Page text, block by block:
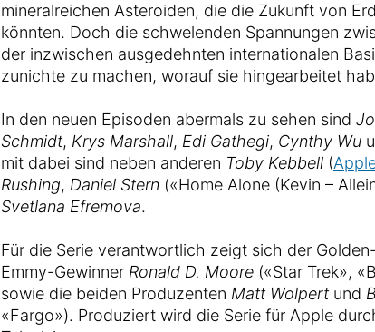
mineralreichen Asteroiden, die die Zukunft von
könnten. Doch die schwelenden Spannungen
der inzwischen ausgedehnten internationalen
zunichte zu machen, worauf sie hingearbeitet
In den neuen Episoden abermals zu sehen sind
Schmidt, Krys Marshall, Edi Gathegi, Cynthy Wu
mit dabei sind neben anderen Toby Kebbell(
Rushing, Daniel Stern(«Home Alone (Kevin –
Svetlana Efremova.
Für die Serie verantwortlich zeigt sich der
Emmy-Gewinner Ronald D. Moore(«Star Trek»,
sowie die beiden Produzenten Matt Wolpertund
«Fargo»). Produziert wird die Serie für Apple